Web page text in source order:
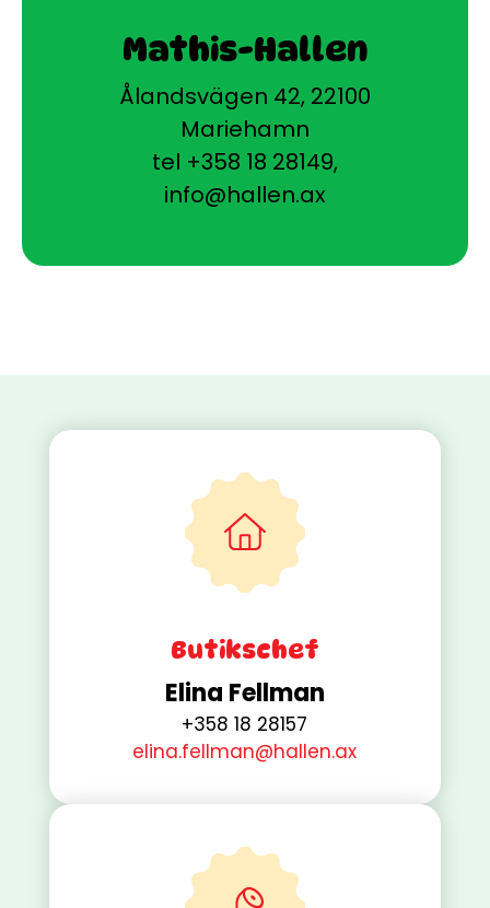
Mathis-Hallen
Ålandsvägen 42, 22100
Mariehamn
tel +358 18 28149,
info@hallen.ax
Butikschef
Elina Fellman
+358 18 28157
elina.fellman@hallen.ax